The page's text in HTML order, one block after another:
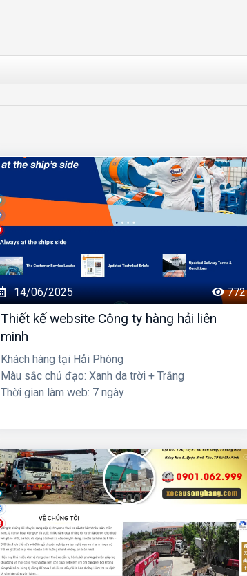
14/06/2025 772
Thiết kế website Công ty hàng hải liên
minh
Khách hàng tại Hải Phòng
Màu sắc chủ đạo: Xanh da trời + Trắng
Thời gian làm web: 7 ngày